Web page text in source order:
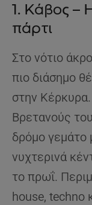
1. Κάβος –
πάρτι
Στο νότιο
πιο διάσημο
στην Κέρκυρα.
Βρετανούς
δρόμο γεμάτο
νυχτερινά
το πρωΐ.
house, techno